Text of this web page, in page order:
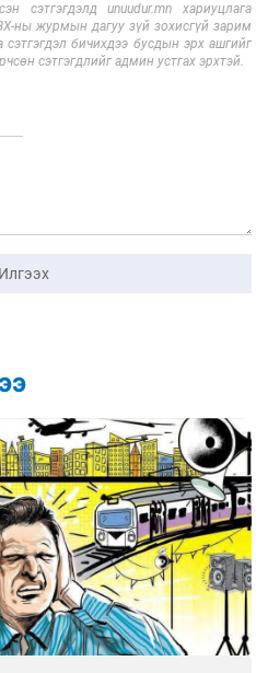
сэтгэгдэлд unuudur.mn хариуцлага
ны журмын дагуу зүй зохисгүй зарим
сэтгэгдэл бичихдээ бусдын эрх ашгийг
сэтгэгдлийг админ устгах эрхтэй.
Илгээх